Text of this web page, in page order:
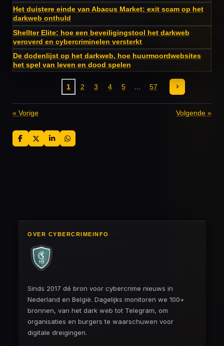
Het duistere einde van Abacus Market: exit scam op het
darkweb onthuld
Shellter Elite: hoe een beveiligingstool het darkweb
veroverd en cybercriminelen versterkt
De dodenlijst op het darkweb, hoe huurmoordwebsites
het spel van leven en dood spelen
1 2 3 4 5 57
« Vorige Volgende »
D
e
D
e
S
h
D
e
OVER CYBERCRIMEINFO
Sinds 2017 dé bron voor cybercrime nieuws in
Nederland en België. Dagelijks monitoren we 100+
bronnen, van het dark web tot Telegram, om
organisaties en burgers te waarschuwen voor
digitale dreigingen.